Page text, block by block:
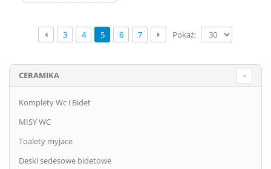
3 4 5 6 7 Pokaż:
CERAMIKA
Komplety Wc i Bidet
MISY WC
Toalety myjace
Deski sedesowe bidetowe